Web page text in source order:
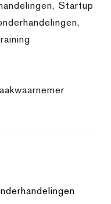
, Startup
,